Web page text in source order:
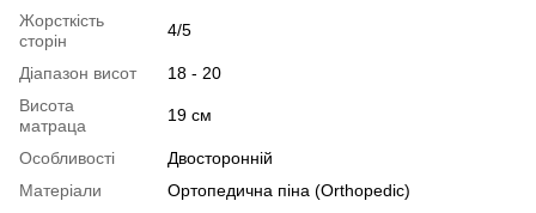
Жорсткість
сторін
4/5
Діапазон висот
18 - 20
Висота
матраца
19 см
Особливості
Двосторонній
Матеріали
Ортопедична піна (Orthopedic)